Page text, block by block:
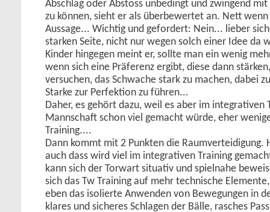
Abschlag oder Abstoss unbedingt und zwingend
zu können, sieht er als überbewertet an. Nett wenn
Aussage... Wichtig und gefordert: Nein... lieber
starken Seite, nicht nur wegen solch einer Idee da
Kinder hingegen meint er, sollte man ein wenig
wenn sich eine Präferenz ergibt, diese dann
versuchen, das Schwache stark zu machen, dabei
Starke zur Perfektion zu führen...
Daher, es gehört dazu, weil es aber im integrativen
Mannschaft schon viel gemacht würde, eher
Training....
Dann kommt mit 2 Punkten die Raumverteidigung.
auch dass wird viel im integrativen Training
kann sich der Torwart situativ und spielnahe
sich das Tw Training auf mehr technische
eben das isolierte Anwenden von Bewegungen in
klares und sicheres Schlagen der Bälle, rasches